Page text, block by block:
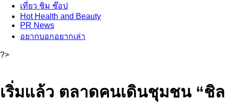
เที่ยว ชิม ช๊อป
HotHealth and Beauty
PR News
อยากบอกอยากเล่า
?>
เริ่มแล้ว ตลาดคนเดินชุมชน “ชิล